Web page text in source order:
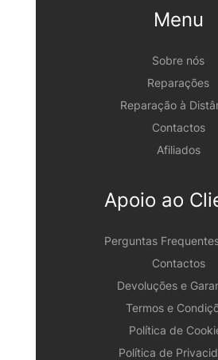
Menu
Sobre nós
Reparações
Reparação à
Contactos
Afiliados
Apoio ao
Perguntas
Contactos
Devoluções e
Termos e
Política de
Política de